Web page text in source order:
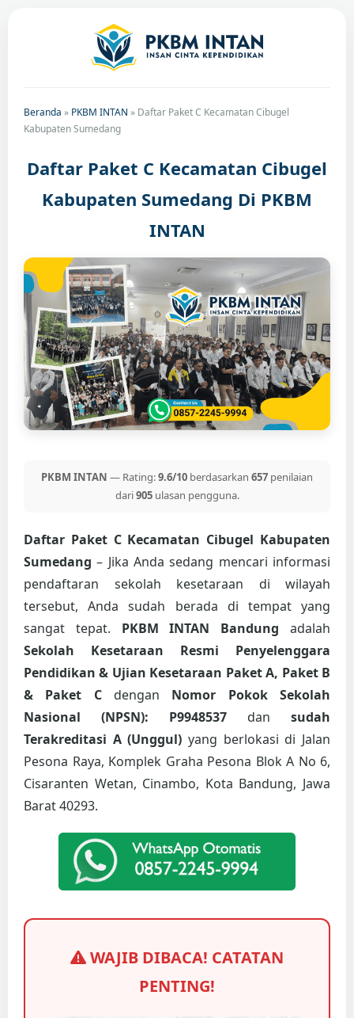
Beranda » PKBM INTAN » Daftar Paket C Kecamatan Cibugel
Kabupaten Sumedang
Daftar Paket C Kecamatan Cibugel
Kabupaten Sumedang Di PKBM
INTAN
PKBM INTAN — Rating:9.6/10 berdasarkan 657 penilaian
dari905ulasan pengguna.
Daftar Paket C Kecamatan Cibugel Kabupaten
Sumedang – Jika Anda sedang mencari informasi
pendaftaran sekolah kesetaraan di wilayah
tersebut, Anda sudah berada di tempat yang
sangat tepat. PKBM INTAN Bandung adalah
Sekolah Kesetaraan Resmi Penyelenggara
Pendidikan & Ujian Kesetaraan Paket A, Paket B
& Paket Cdengan Nomor Pokok Sekolah
Nasional (NPSN): P9948537 dan sudah
Terakreditasi A (Unggul) yang berlokasi di Jalan
Pesona Raya, Komplek Graha Pesona Blok A No 6,
Cisaranten Wetan, Cinambo, Kota Bandung, Jawa
Barat 40293.
WAJIB DIBACA! CATATAN
PENTING!